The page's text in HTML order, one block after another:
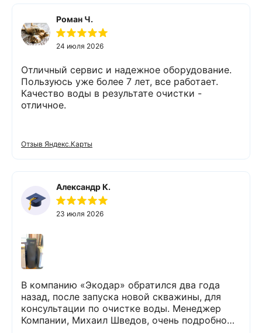
Роман Ч.
24 июля 2026
Отличный сервис и надежное оборудование.
Пользуюсь уже более 7 лет, все работает.
Качество воды в результате очистки -
отличное.
Отзыв Яндекс.Карты
Александр К.
23 июля 2026
В компанию «Экодар» обратился два года
назад, после запуска новой скважины, для
консультации по очистке воды. Менеджер
Компании, Михаил Шведов, очень подробно